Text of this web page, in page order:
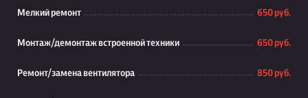
Мелкий ремонт 650 руб.
Монтаж/демонтаж встроенной техники 650 руб.
Ремонт/замена вентилятора 850 руб.